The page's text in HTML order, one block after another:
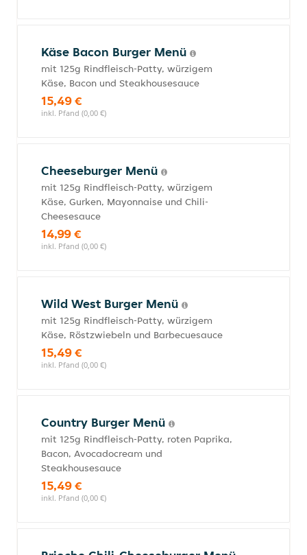
Käse Bacon Burger Menü
mit 125g Rindfleisch-Patty, würzigem
Käse, Bacon und Steakhousesauce
15,49 €
inkl. Pfand (0,00 €)
Cheeseburger Menü
mit 125g Rindfleisch-Patty, würzigem
Käse, Gurken, Mayonnaise und Chili-
Cheesesauce
14,99 €
inkl. Pfand (0,00 €)
Wild West Burger Menü
mit 125g Rindfleisch-Patty, würzigem
Käse, Röstzwiebeln und Barbecuesauce
15,49 €
inkl. Pfand (0,00 €)
Country Burger Menü
mit 125g Rindfleisch-Patty, roten Paprika,
Bacon, Avocadocream und
Steakhousesauce
15,49 €
inkl. Pfand (0,00 €)